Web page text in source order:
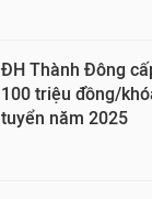
ĐH Thành Đông
100 triệu đồng/
tuyển năm 2025